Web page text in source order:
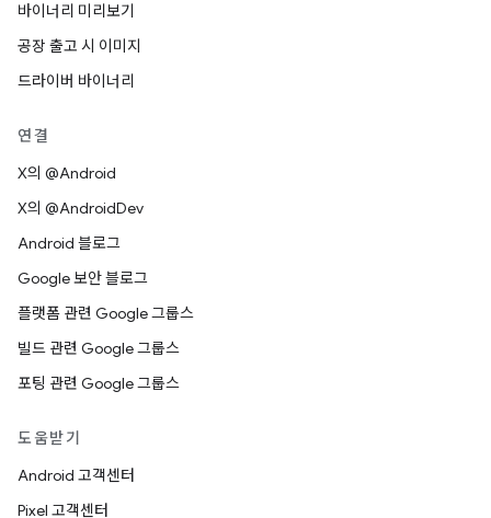
바이너리 미리보기
공장 출고 시 이미지
드라이버 바이너리
연결
X의 @Android
X의 @AndroidDev
Android 블로그
Google 보안 블로그
플랫폼 관련 Google 그룹스
빌드 관련 Google 그룹스
포팅 관련 Google 그룹스
도움받기
Android 고객센터
Pixel 고객센터